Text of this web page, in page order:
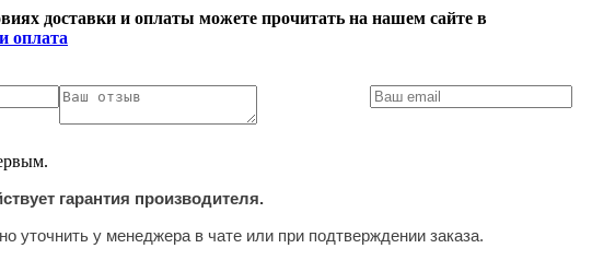
доставки и оплаты можете прочитать на нашем сайте в
оплата
гарантия производителя.
уточнить у менеджера в чате или при подтверждении заказа.